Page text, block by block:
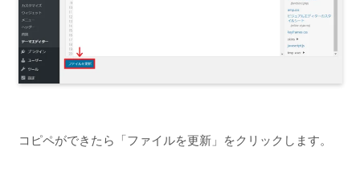
コピペができたら「ファイルを更新」をクリックします。